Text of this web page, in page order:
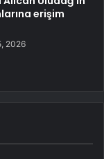
erişim
2026